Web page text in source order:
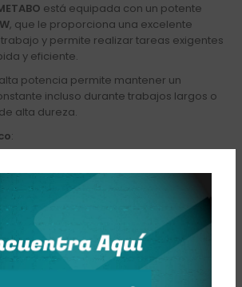
está equipada con un potente
, que le proporciona una excelente
y permite realizar tareas exigentes
y eficiente.
potencia permite mantener un
incluso durante trabajos largos o
alta dureza.
:
para trabajos de pulido y
áreas medianas, como superficies
o madera.
es perfecto para proporcionar una
entre la velocidad de trabajo y el control